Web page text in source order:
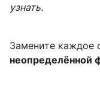
узнать.
Замените каждое
неопределённой